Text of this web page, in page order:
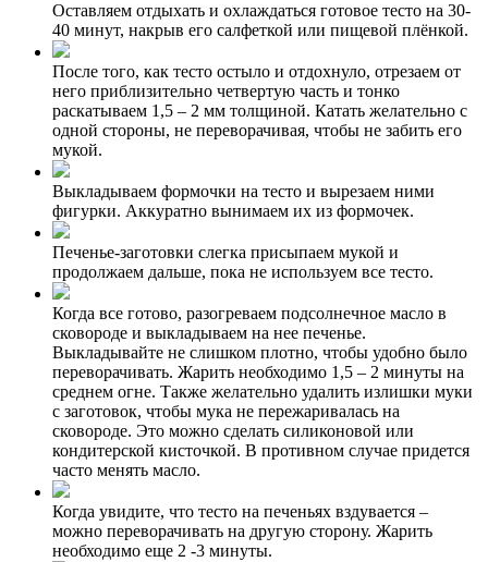
Оставляем отдыхать и охлаждаться готовое тесто на 30-
40 минут, накрыв его салфеткой или пищевой плёнкой.
После того, как тесто остыло и отдохнуло, отрезаем от
него приблизительно четвертую часть и тонко
раскатываем 1,5 – 2 мм толщиной. Катать желательно с
одной стороны, не переворачивая, чтобы не забить его
мукой.
Выкладываем формочки на тесто и вырезаем ними
фигурки. Аккуратно вынимаем их из формочек.
Печенье-заготовки слегка присыпаем мукой и
продолжаем дальше, пока не используем все тесто.
Когда все готово, разогреваем подсолнечное масло в
сковороде и выкладываем на нее печенье.
Выкладывайте не слишком плотно, чтобы удобно было
переворачивать. Жарить необходимо 1,5 – 2 минуты на
среднем огне. Также желательно удалить излишки муки
с заготовок, чтобы мука не пережаривалась на
сковороде. Это можно сделать силиконовой или
кондитерской кисточкой. В противном случае придется
часто менять масло.
Когда увидите, что тесто на печеньях вздувается –
можно переворачивать на другую сторону. Жарить
необходимо еще 2 -3 минуты.